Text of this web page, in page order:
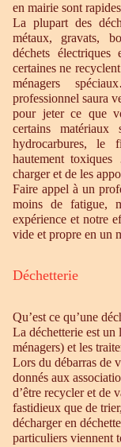
en mairie sont
La plupart des
métaux, gravats,
déchets
certaines ne
ménagers
professionnel saura
pour jeter ce que
certains
hydrocarbures, le
hautement
charger et de les
Faire appel à un
moins de fatigue,
expérience et notre
vide et propre en un
Déchetterie
Qu’est ce qu’une
La déchetterie est un
ménagers) et les
Lors du débarras de
donnés aux
d’être recycler et de
fastidieux que de
décharger en
particuliers viennent